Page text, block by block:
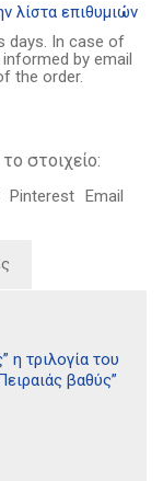
λίστα επιθυμιών
days. In case of
by email
the order.
στοιχείο:
Pinterest Email
η τριλογία του
βαθύς”